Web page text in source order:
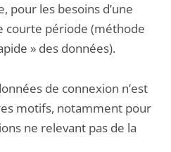
pour les besoins d’une
courte période (méthode
» des données).
de connexion n’est
motifs, notamment pour
ne relevant pas de la